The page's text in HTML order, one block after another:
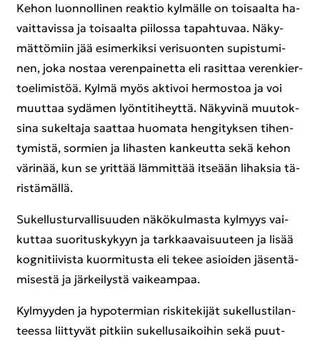
Kehon luon­nol­li­nen reak­tio kyl­mäl­le on toi­saal­ta ha­
vait­ta­vis­sa ja toi­saal­ta pii­los­sa ta­pah­tu­vaa. Nä­ky­
mät­tö­miin jää esi­mer­kik­si ve­ri­suon­ten su­pis­tu­mi­
nen, joka nos­taa ve­ren­pai­net­ta eli ra­sit­taa ve­ren­kier­
toe­li­mis­töä. Kylmä myös ak­ti­voi her­mos­toa ja voi
muut­taa sy­dä­men lyön­ti­ti­heyt­tä. Nä­ky­vi­nä muu­tok­
si­na su­kel­ta­ja saat­taa huo­ma­ta hen­gi­tyk­sen ti­hen­
ty­mis­tä, sor­mien ja li­has­ten kan­keut­ta sekä kehon
vä­ri­nää, kun se yrit­tää läm­mit­tää it­se­ään li­hak­sia tä­
ris­tä­mäl­lä.
Su­kel­lus­tur­val­li­suu­den nä­kö­kul­mas­ta kyl­myys vai­
kut­taa suo­ri­tus­ky­kyyn ja tark­kaa­vai­suu­teen ja lisää
kog­ni­tii­vis­ta kuor­mi­tus­ta eli tekee asioi­den jä­sen­tä­
mi­ses­tä ja jär­kei­lys­tä vai­keam­paa.
Kyl­myy­den ja hy­po­ter­mian ris­ki­te­ki­jät su­kel­lus­ti­lan­
tees­sa liit­ty­vät pit­kiin su­kel­lusai­koi­hin sekä puut­